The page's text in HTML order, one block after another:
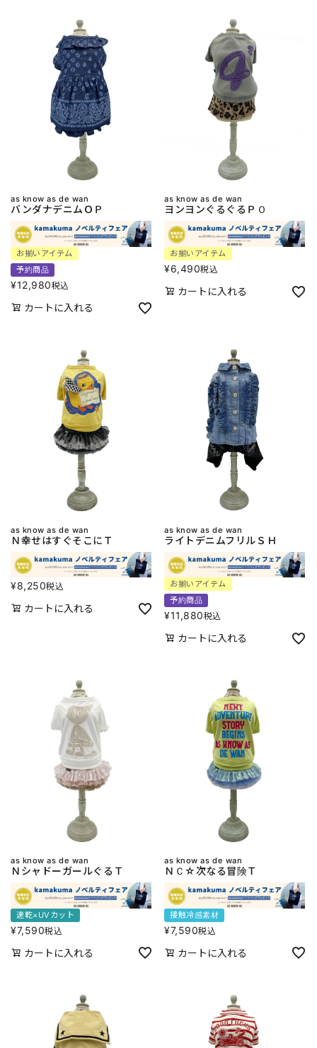
as know as de wan
バンダナデニムＯＰ
お揃いアイテム
予約商品
¥12,980税込
カートに入れる
as know as de wan
ヨンヨンぐるぐるＰＯ
お揃いアイテム
¥6,490税込
カートに入れる
as know as de wan
Ｎ幸せはすぐそこにＴ
¥8,250税込
カートに入れる
as know as de wan
ライトデニムフリルＳＨ
お揃いアイテム
予約商品
¥11,880税込
カートに入れる
as know as de wan
ＮシャドーガールぐるＴ
速乾×UVカット
¥7,590税込
カートに入れる
as know as de wan
ＮＣ☆次なる冒険Ｔ
接触冷感素材
¥7,590税込
カートに入れる